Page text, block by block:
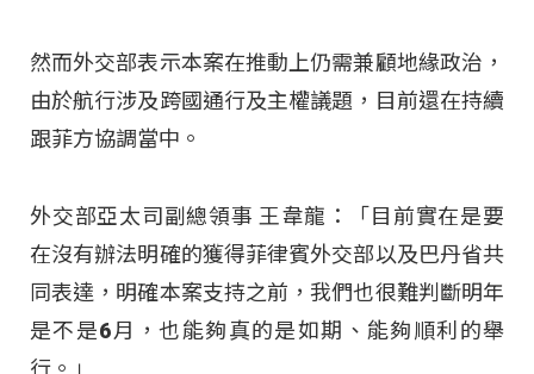
然而外交部表示本案在推動上仍需兼顧地緣政治，
由於航行涉及跨國通行及主權議題，目前還在持續
跟菲方協調當中。
外交部亞太司副總領事 王韋龍：「目前實在是要
在沒有辦法明確的獲得菲律賓外交部以及巴丹省共
同表達，明確本案支持之前，我們也很難判斷明年
是不是6月，也能夠真的是如期、能夠順利的舉
行。」